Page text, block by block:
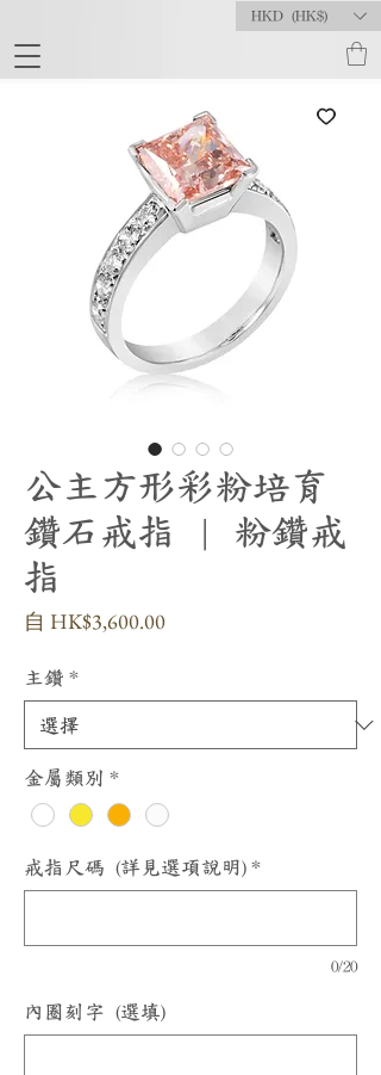
HKD (HK$)
公主方形彩粉培育
鑽石戒指 | 粉鑽戒
指
自 HK$3,600.00促
格
主鑽 *
金屬類別 *
戒指尺碼 (詳見選項說明) *
0/20
內圈刻字 (選填)